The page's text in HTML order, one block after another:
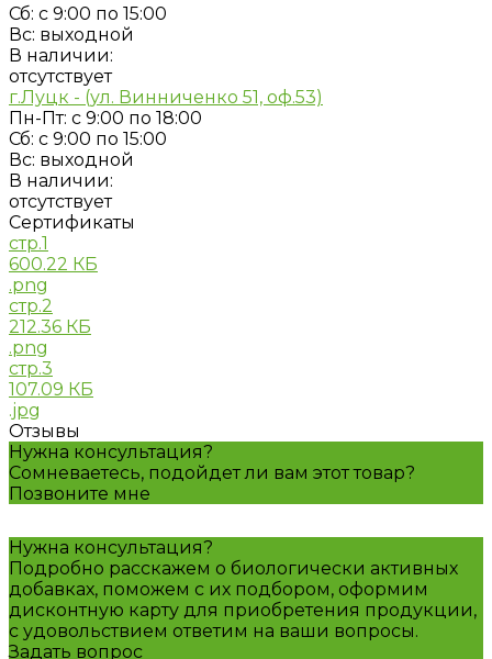
Сб: с 9:00 по 15:00
Вс: выходной
В наличии:
отсутствует
г.Луцк - (ул. Винниченко 51, оф.53)
Пн-Пт: с 9:00 по 18:00
Сб: с 9:00 по 15:00
Вс: выходной
В наличии:
отсутствует
Сертификаты
стр.1
600.22 КБ
.png
стр.2
212.36 КБ
.png
стр.3
107.09 КБ
.jpg
Отзывы
Нужна консультация?
Сомневаетесь, подойдет ли вам этот товар?
Позвоните мне
Нужна консультация?
Подробно расскажем о биологически активных
добавках, поможем с их подбором, оформим
дисконтную карту для приобретения продукции,
с удовольствием ответим на ваши вопросы.
Задать вопрос